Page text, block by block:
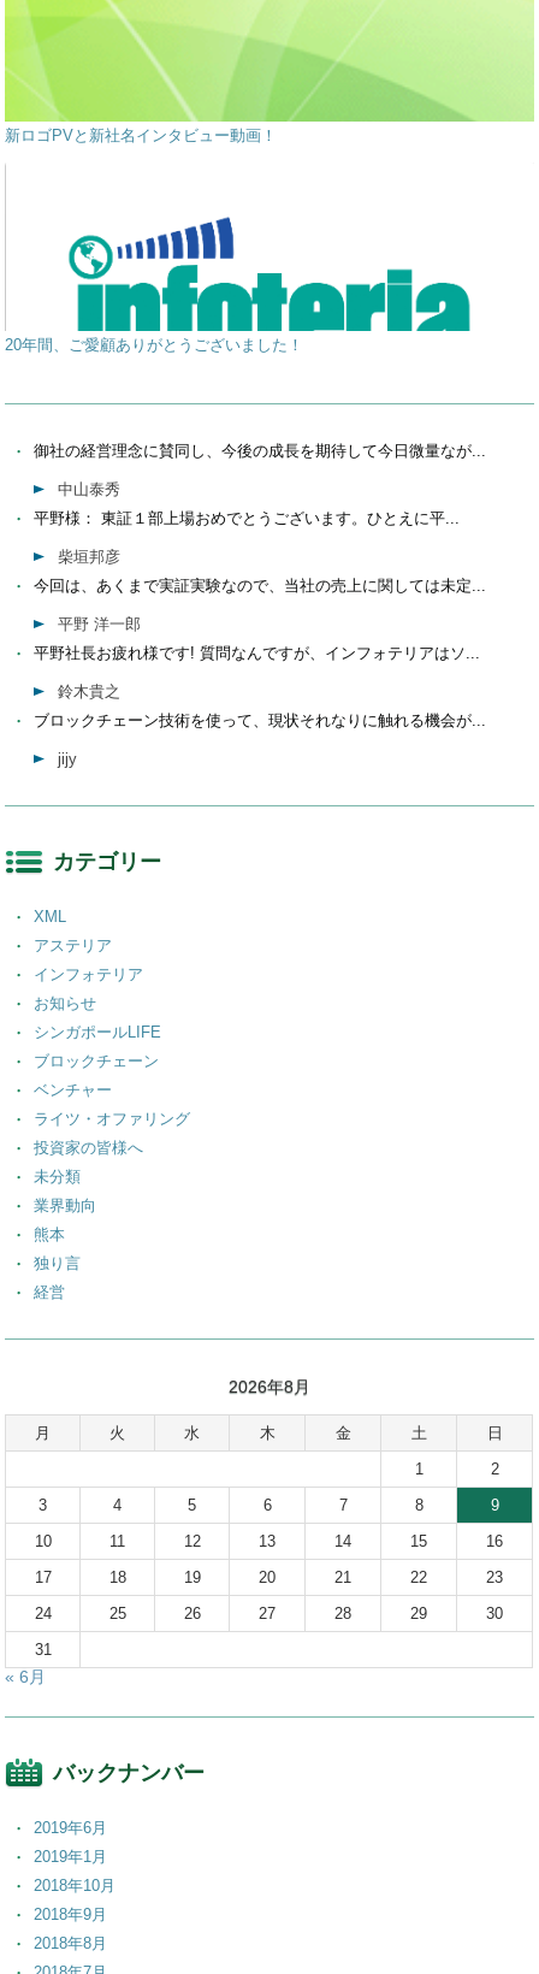
新ロゴPVと新社名インタビュー動画！
20年間、ご愛顧ありがとうございました！
御社の経営理念に賛同し、今後の成長を期待して今日微量なが...
中山泰秀
平野様： 東証１部上場おめでとうございます。ひとえに平...
柴垣邦彦
今回は、あくまで実証実験なので、当社の売上に関しては未定...
平野 洋一郎
平野社長お疲れ様です! 質問なんですが、インフォテリアはソ...
鈴木貴之
ブロックチェーン技術を使って、現状それなりに触れる機会が...
jijy
カテゴリー
XML
アステリア
インフォテリア
お知らせ
シンガポールLIFE
ブロックチェーン
ベンチャー
ライツ・オファリング
投資家の皆様へ
未分類
業界動向
熊本
独り言
経営
2026年8月
月 火 水 木 金 土
日
1
2
3
4 5 6 7 8
9
10
11 12 13 14 15
16
17
18 19 20 21 22
23
24
25 26 27 28 29
30
31
« 6月
バックナンバー
2019年6月
2019年1月
2018年10月
2018年9月
2018年8月